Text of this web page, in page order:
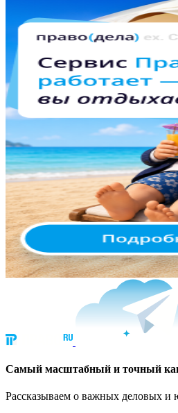
Cамый масштабный и точный
Рассказываем о важных деловых и